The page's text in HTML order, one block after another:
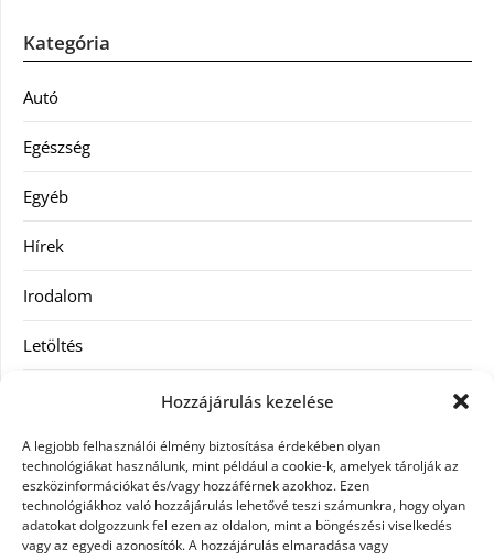
Hozzájárulás kezelése
A legjobb felhasználói élmény biztosítása érdekében olyan
technológiákat használunk, mint például a cookie-k, amelyek tárolják az
eszközinformációkat és/vagy hozzáférnek azokhoz. Ezen
technológiákhoz való hozzájárulás lehetővé teszi számunkra, hogy olyan
adatokat dolgozzunk fel ezen az oldalon, mint a böngészési viselkedés
vagy az egyedi azonosítók. A hozzájárulás elmaradása vagy
Kategória
Autó
Egészség
Egyéb
Hírek
Irodalom
Letöltés
SEO
Szolgáltatás
Szórakozás